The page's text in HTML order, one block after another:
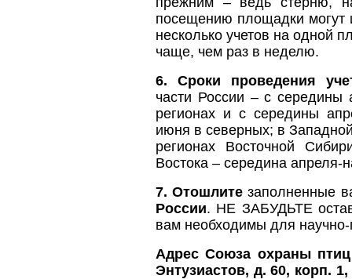
посещению площадки могут
несколько учетов на одной
чаще, чем раз в неделю.
6.
Сроки проведения
части России – с
регионах и с середины
июня в северных; в
регионах Восточной
Востока – середина апреля-
7. Отошлите заполненные
России. НЕ ЗАБУДЬТЕ
вам необходимы для научно-
Адрес Союза охраны
Энтузиастов, д. 60, корп.